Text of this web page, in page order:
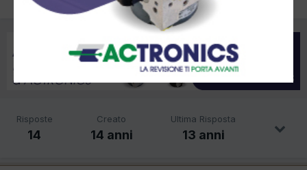
Risposte
14
Creato
14 anni
Ultima Risposta
13 anni